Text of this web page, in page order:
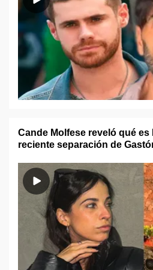
Cande Molfese reveló qué
reciente separación de